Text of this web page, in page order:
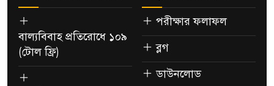
বাল্যবিবাহ প্রতিরোধে ১০৯
(টোল ফ্রি)
পরীক্ষার ফলাফল
ব্লগ
ডাউনলোড